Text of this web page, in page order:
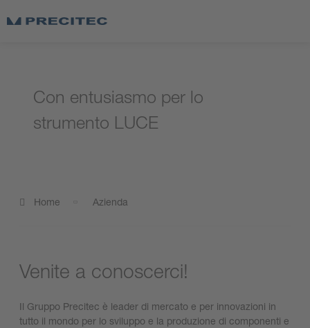
Con entusiasmo per lo
strumento LUCE
Home Azienda
Venite a conoscerci!
Il Gruppo Precitec è leader di mercato e per innovazioni in
tutto il mondo per lo sviluppo e la produzione di componenti e